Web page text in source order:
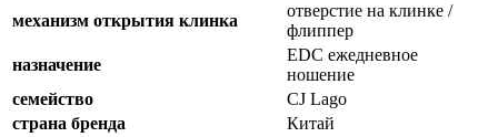
механизм открытия клинка
отверстие на клинке /
флиппер
назначение
EDC ежедневное
ношение
семейство
CJ Lago
страна бренда
Китай